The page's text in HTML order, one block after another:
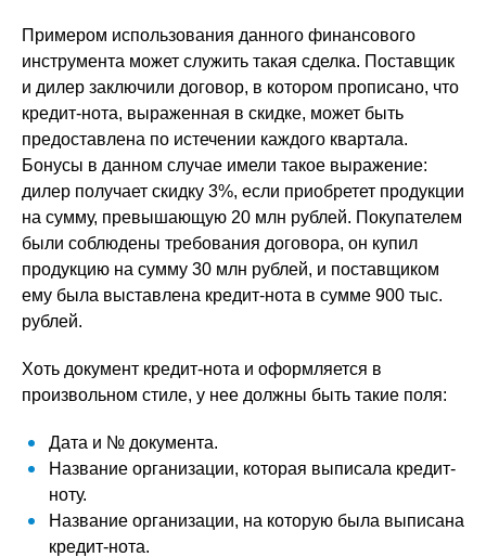
Примером использования данного финансового
инструмента может служить такая сделка. Поставщик
и дилер заключили договор, в котором прописано, что
кредит-нота, выраженная в скидке, может быть
предоставлена по истечении каждого квартала.
Бонусы в данном случае имели такое выражение:
дилер получает скидку 3%, если приобретет продукции
на сумму, превышающую 20 млн рублей. Покупателем
были соблюдены требования договора, он купил
продукцию на сумму 30 млн рублей, и поставщиком
ему была выставлена кредит-нота в сумме 900 тыс.
рублей.
Хоть документ кредит-нота и оформляется в
произвольном стиле, у нее должны быть такие поля:
Дата и № документа.
Название организации, которая выписала кредит-
ноту.
Название организации, на которую была выписана
кредит-нота.